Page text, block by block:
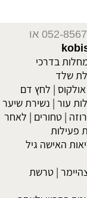
או
בדרכי
שלד
אולקוס | לחץ דם
עור | נשירת שיער
|טחורים | לאחר
פעילות
האישה גיל
|טרשת